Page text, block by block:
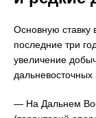
Основную ставку
последние три
увеличение
дальневосточных
— На Дальнем